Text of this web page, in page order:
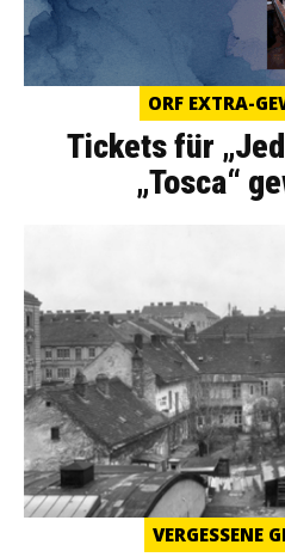
ORF EXTRA-
Tickets für
„Tosca“
VERGESSENE